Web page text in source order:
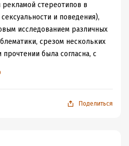
стереотипов в
и поведения),
исследованием различных
срезом нескольких
была согласна, с
Вульф в отношении
свести к нескольким
Поделиться